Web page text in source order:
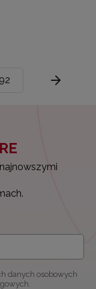
danych osobowych